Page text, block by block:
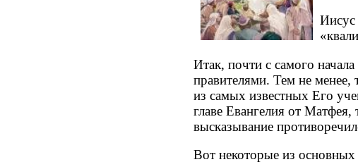
Иисус
Итак, почти с самого
правителями. Тем не
из самых известных Его
главе Евангелия от
высказывание
Вот некоторые из основных